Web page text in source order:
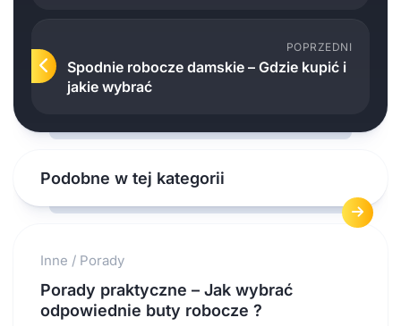
POPRZEDNI
Spodnie robocze damskie – Gdzie kupić i
jakie wybrać
Podobne w tej kategorii
Inne / Porady
Porady praktyczne – Jak wybrać
odpowiednie buty robocze ?